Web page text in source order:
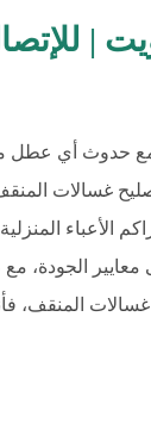
|
ومع حدوث أي عطل
غسالات
الأعباء
معايير الجودة،
المنقف،